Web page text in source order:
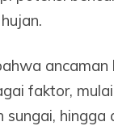
ancaman
faktor,
sungai, hingga